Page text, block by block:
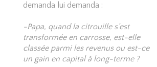
demanda lui demanda :
-Papa, quand la citrouille s’est
transformée en carrosse, est-elle
classée parmi les revenus ou est-ce
un gain en capital à long-terme ?